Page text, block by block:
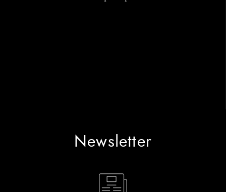
Newsletter